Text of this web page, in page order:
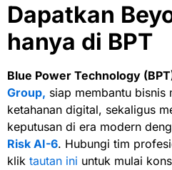
Dapatkan
hanya di BPT
Blue Power Technology
Group, siap membantu bisnis
ketahanan digital, sekaligus
keputusan di era modern
Risk AI-6. Hubungi tim
klik tautan ini untuk mulai